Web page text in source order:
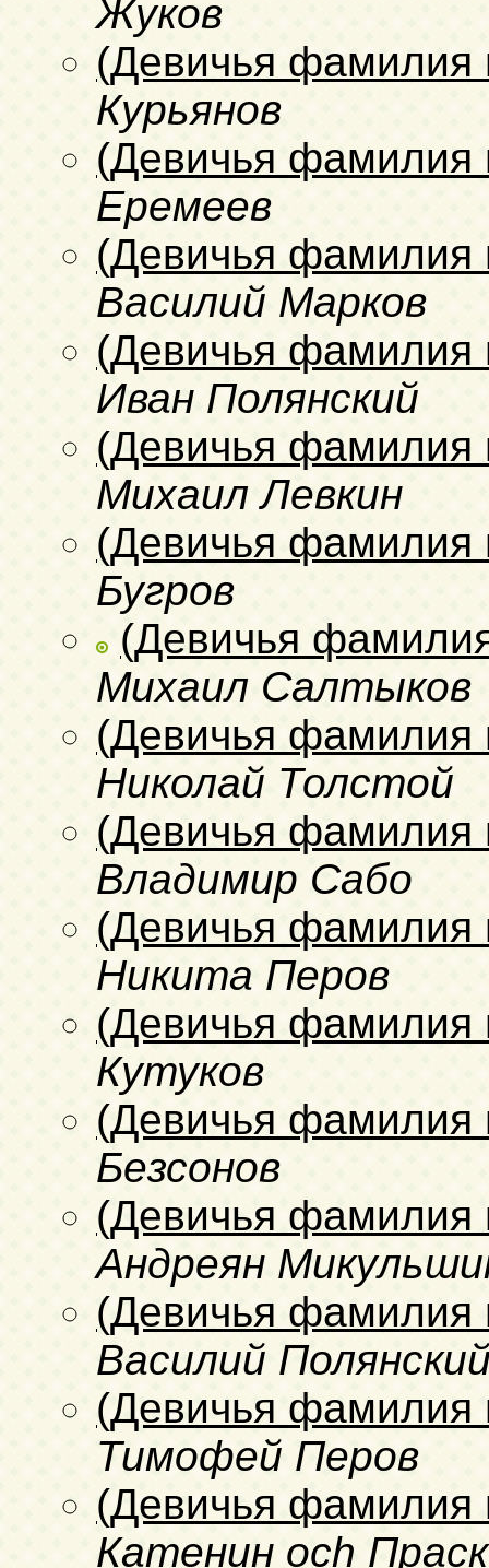
Жуков
(Девичья фамилия
Курьянов
(Девичья фамилия
Еремеев
(Девичья фамилия
Василий Марков
(Девичья фамилия
Иван Полянский
(Девичья фамилия
Михаил Левкин
(Девичья фамилия
Бугров
(Девичья
Михаил Салтыков
(Девичья фамилия
Николай Толстой
(Девичья фамилия
Владимир Сабо
(Девичья фамилия
Никита Перов
(Девичья фамилия
Кутуков
(Девичья фамилия
Безсонов
(Девичья фамилия
Андреян
(Девичья фамилия
Василий
(Девичья фамилия
Тимофей Перов
(Девичья фамилия
Катенин och